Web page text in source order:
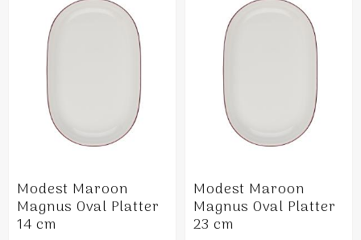
Modest Maroon
Magnus Oval Platter
14 cm
Modest Maroon
Magnus Oval Platter
23 cm